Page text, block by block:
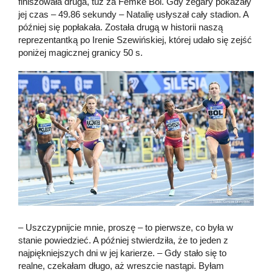
jej czas – 49.86 sekundy – Natalię usłyszał cały stadion. A
później się popłakała. Została drugą w historii naszą
reprezentantką po Irenie Szewińskiej, której udało się zejść
poniżej magicznej granicy 50 s.
– Uszczypnijcie mnie, proszę – to pierwsze, co była w
stanie powiedzieć. A później stwierdziła, że to jeden z
najpiękniejszych dni w jej karierze. – Gdy stało się to
realne, czekałam długo, aż wreszcie nastąpi. Byłam